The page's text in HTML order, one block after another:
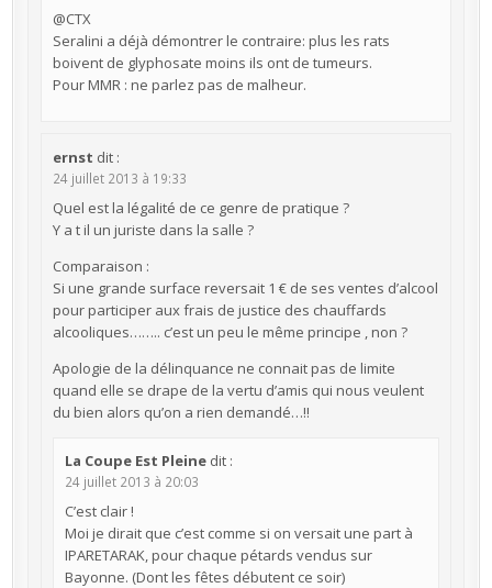
@CTX
Seralini a déjà démontrer le contraire: plus les rats
boivent de glyphosate moins ils ont de tumeurs.
Pour MMR : ne parlez pas de malheur.
ernst dit :
24 juillet 2013 à 19:33
Quel est la légalité de ce genre de pratique ?
Y a t il un juriste dans la salle ?
Comparaison :
Si une grande surface reversait 1 € de ses ventes d’alcool
pour participer aux frais de justice des chauffards
alcooliques…….. c’est un peu le même principe , non ?
Apologie de la délinquance ne connait pas de limite
quand elle se drape de la vertu d’amis qui nous veulent
du bien alors qu’on a rien demandé…!!
La Coupe Est Pleine dit :
24 juillet 2013 à 20:03
C’est clair !
Moi je dirait que c’est comme si on versait une part à
IPARETARAK, pour chaque pétards vendus sur
Bayonne. (Dont les fêtes débutent ce soir)